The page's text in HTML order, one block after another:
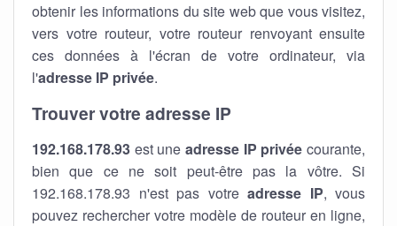
obtenir les informations du site web que vous visitez,
vers votre routeur, votre routeur renvoyant ensuite
ces données à l'écran de votre ordinateur, via
l'adresse IP privée.
Trouver votre adresse IP
192.168.178.93 est une adresse IP privée courante,
bien que ce ne soit peut-être pas la vôtre. Si
192.168.178.93 n'est pas votre adresse IP, vous
pouvez rechercher votre modèle de routeur en ligne,